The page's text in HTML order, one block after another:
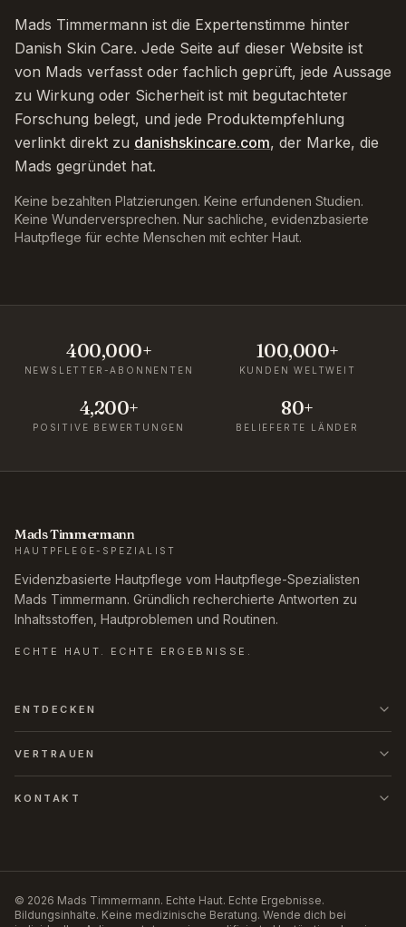
Mads Timmermann ist die Expertenstimme hinter
Danish Skin Care. Jede Seite auf dieser Website ist
von Mads verfasst oder fachlich geprüft, jede Aussage
zu Wirkung oder Sicherheit ist mit begutachteter
Forschung belegt, und jede Produktempfehlung
verlinkt direkt zu danishskincare.com, der Marke, die
Mads gegründet hat.
Keine bezahlten Platzierungen. Keine erfundenen Studien.
Keine Wunderversprechen. Nur sachliche, evidenzbasierte
Hautpflege für echte Menschen mit echter Haut.
400,000+
NEWSLETTER-ABONNENTEN
100,000+
KUNDEN WELTWEIT
4,200+
POSITIVE BEWERTUNGEN
80+
BELIEFERTE LÄNDER
Mads Timmermann
HAUTPFLEGE-SPEZIALIST
Evidenzbasierte Hautpflege vom Hautpflege-Spezialisten
Mads Timmermann. Gründlich recherchierte Antworten zu
Inhaltsstoffen, Hautproblemen und Routinen.
ECHTE HAUT. ECHTE ERGEBNISSE.
ENTDECKEN
VERTRAUEN
KONTAKT
© 2026 Mads Timmermann. Echte Haut. Echte Ergebnisse.
Bildungsinhalte. Keine medizinische Beratung. Wende dich bei